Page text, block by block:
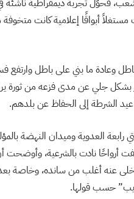
فحوّل تجربة ديمقراطية ناشئة
مستغلاً أبواقًا إعلامية كانت
وعادة ما بني على باطل وارتفع
بشكل جلي عن مدى فزعه من ثورة
الشرطة إلى الحفاظ عن بلدهم.
رابعة العدوية وميدان النهضة
نادت بالشرعية، وأوضحت أن
عنه أغلب من سانده، وخاصة
حسب قولها.